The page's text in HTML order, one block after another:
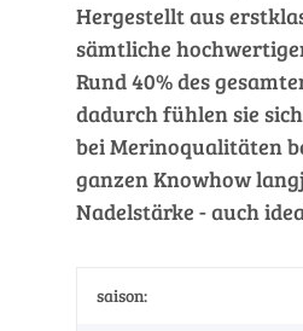
Hergestellt aus
sämtliche
Rund 40% des
dadurch fühlen sie
bei Merinoqualitäten
ganzen Knowhow
Nadelstärke - auch
saison: